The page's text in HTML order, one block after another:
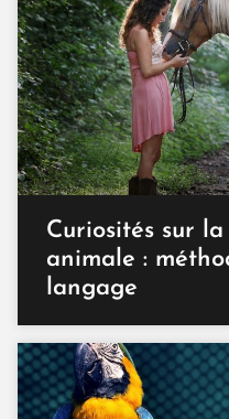
Curiosités sur
animale :
langage